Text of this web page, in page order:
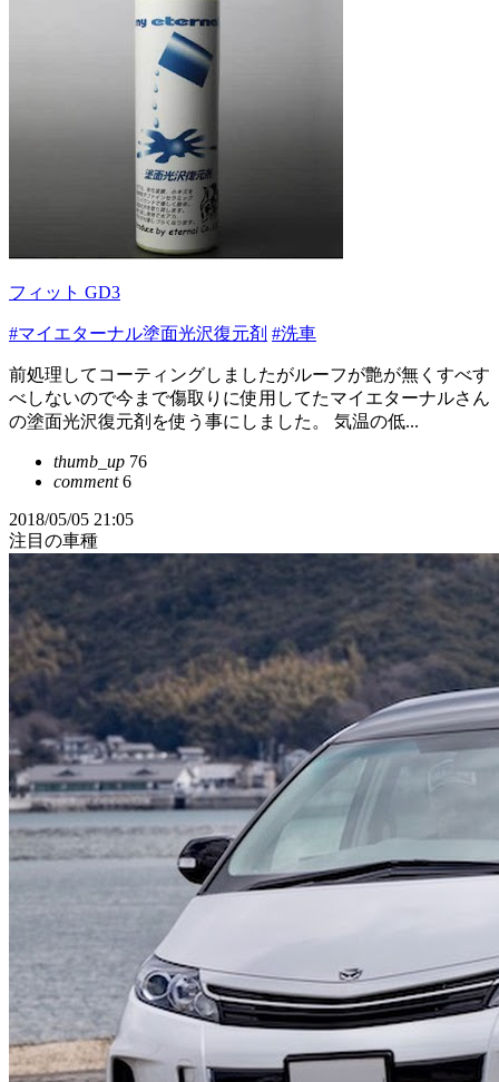
フィット GD3
#マイエターナル塗面光沢復元剤 #洗車
前処理してコーティングしましたがルーフが艶が無くすべす
べしないので今まで傷取りに使用してたマイエターナルさん
の塗面光沢復元剤を使う事にしました。 気温の低...
thumb_up 76
comment6
2018/05/05 21:05
注目の車種